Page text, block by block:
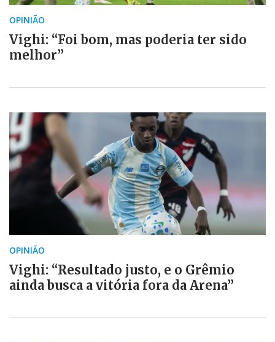
OPINIÃO
Vighi: “Foi bom, mas poderia ter sido
melhor”
OPINIÃO
Vighi: “Resultado justo, e o Grêmio
ainda busca a vitória fora da Arena”